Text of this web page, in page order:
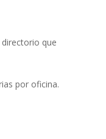
que
por oficina.